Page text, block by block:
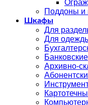
Поддоны и
Шкафы
Для
Для
Банковские
Архивно-